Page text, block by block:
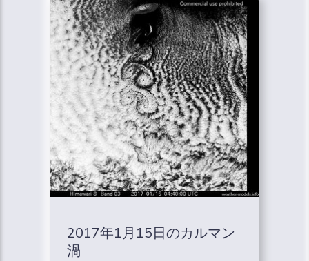
2017年1月15日のカルマン
渦